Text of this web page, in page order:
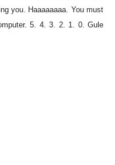
you. Haaaaaaaa. You must
5. 4. 3. 2. 1. 0. Gule